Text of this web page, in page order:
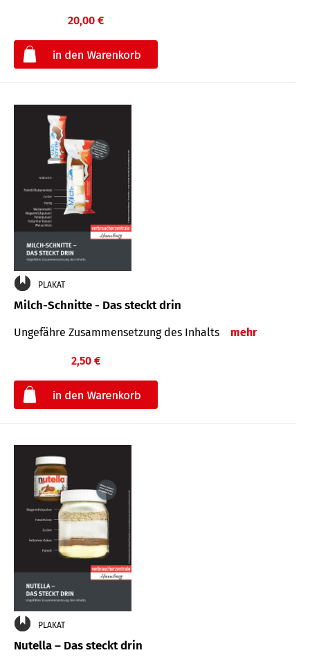
20,00 €
PLAKAT
Milch-Schnitte - Das steckt drin
Ungefähre Zu­sammen­setzung des Inhalts mehr
2,50 €
PLAKAT
Nutella – Das steckt drin